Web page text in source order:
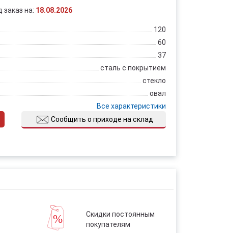
заказ на: 18.08.2026
120
60
37
сталь с покрытием
стекло
овал
Все характеристики
Сообщить о приходе на склад
Скидки постоянным
покупателям